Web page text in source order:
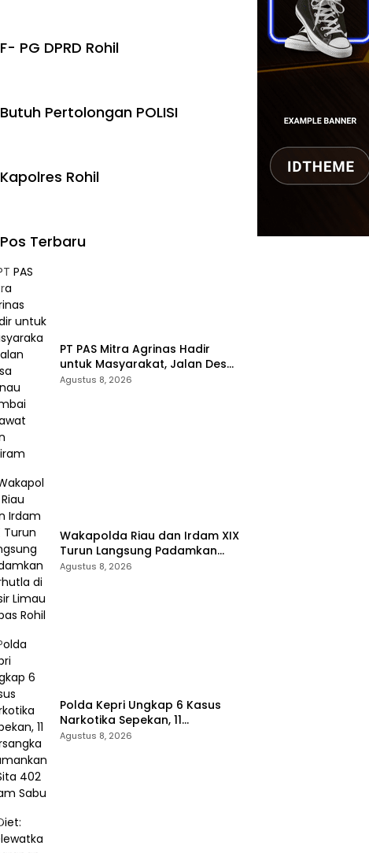
F- PG DPRD Rohil
Butuh Pertolongan POLISI
Kapolres Rohil
Pos Terbaru
‎PT PAS Mitra Agrinas Hadir
untuk Masyarakat, Jalan Desa
Danau Rambai Dirawat dan
Agustus 8, 2026
Wakapolda Riau dan Irdam XIX
Turun Langsung Padamkan
Karhutla di Pasir Limau Kapas
Agustus 8, 2026
Polda Kepri Ungkap 6 Kasus
Narkotika Sepekan, 11
Tersangka Diamankan & Sita
Agustus 8, 2026